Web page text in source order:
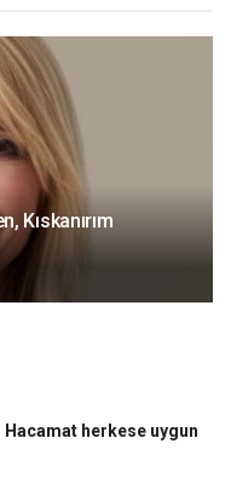
Kıskanırım
Hacamat herkese uygun